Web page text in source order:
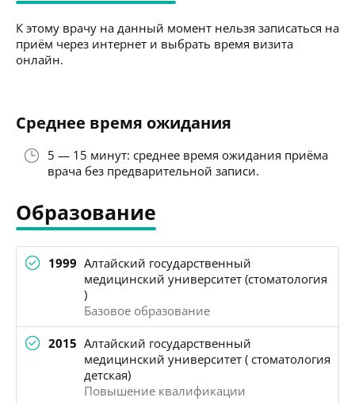
К этому врачу на данный момент нельзя записаться на
приём через интернет и выбрать время визита
онлайн.
Среднее время ожидания
5 — 15 минут: среднее время ожидания приёма
врача без предварительной записи.
Образование
1999 Алтайский государственный
медицинский университет (стоматология
)
Базовое образование
2015 Алтайский государственный
медицинский университет ( стоматология
детская)
Повышение квалификации